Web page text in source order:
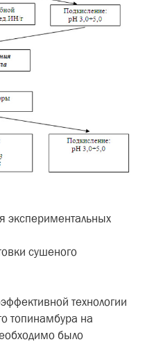
экспериментальных
сушеного
технологии
топинамбура на
было